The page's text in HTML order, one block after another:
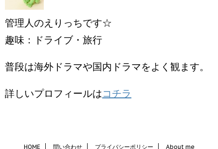
管理人のえりっちです☆
趣味：ドライブ・旅行
普段は海外ドラマや国内ドラマをよく観ます。
詳しいプロフィールはコチラ
HOME 問い合わせ プライバシーポリシー About me